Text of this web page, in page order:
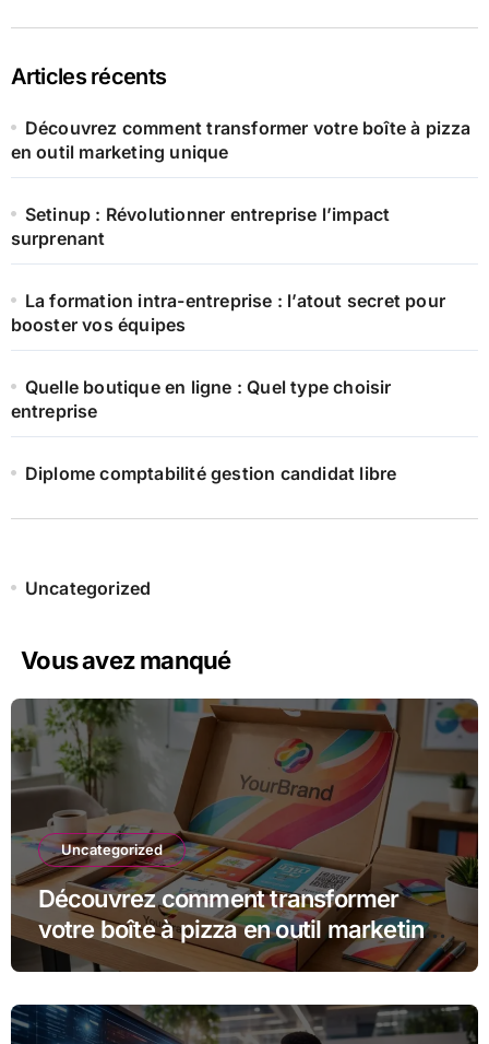
Articles récents
Découvrez comment transformer votre boîte à pizza
en outil marketing unique
Setinup : Révolutionner entreprise l’impact
surprenant
La formation intra-entreprise : l’atout secret pour
booster vos équipes
Quelle boutique en ligne : Quel type choisir
entreprise
Diplome comptabilité gestion candidat libre
Uncategorized
Vous avez manqué
Uncategorized
Découvrez comment transformer
votre boîte à pizza en outil marketing
unique